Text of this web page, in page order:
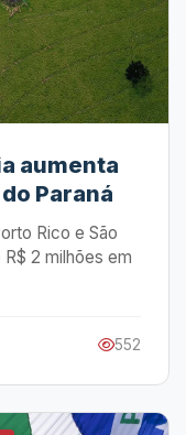
aumenta
Paraná
Rico e São
2 milhões em
552